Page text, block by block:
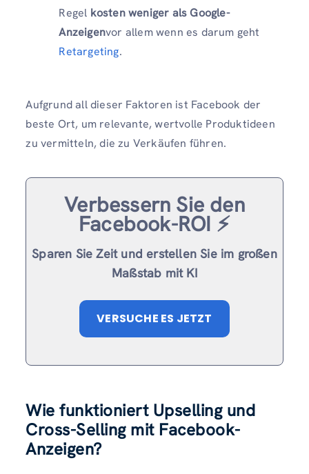
Regel kosten weniger als Google-
Anzeigenvor allem wenn es darum geht
Retargeting.
Aufgrund all dieser Faktoren ist Facebook der
beste Ort, um relevante, wertvolle Produktideen
zu vermitteln, die zu Verkäufen führen.
Verbessern Sie den
Facebook-ROI ⚡️
Sparen Sie Zeit und erstellen Sie im großen
Maßstab mit KI
VERSUCHE ES JETZT
Wie funktioniert Upselling und
Cross-Selling mit Facebook-
Anzeigen?